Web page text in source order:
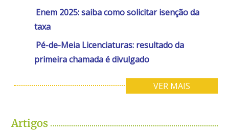
Enem 2025: saiba como solicitar isenção da
taxa
Pé-de-Meia Licenciaturas: resultado da
primeira chamada é divulgado
VER MAIS
Artigos